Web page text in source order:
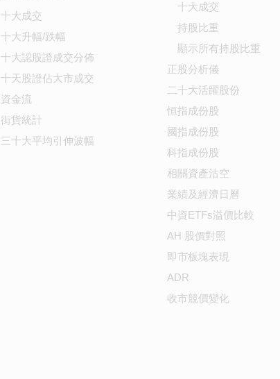
十大成交
十大升幅/跌幅
十大認股證成交分佈
十天股證佔大市成交
資金流
街貨統計
三十大平均引伸波幅
十大成交
持股比重
顯示所有持股比重
正股分析儀
二十大活躍股份
恒指成份股
國指成份股
科指成份股
相關資產沽空
業績及經濟日曆
中資ETFs溢價比較
AH 股價對照
即市板塊表現
ADR
收市競價變化